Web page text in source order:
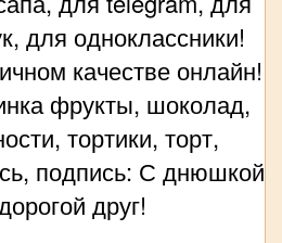
для одноклассники!
качестве онлайн!
фрукты, шоколад,
тортики, торт,
подпись: С днюшкой
друг!